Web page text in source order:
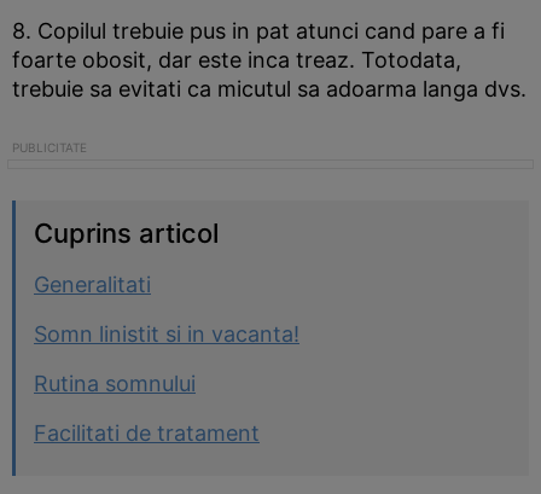
8. Copilul trebuie pus in pat atunci cand pare a fi
foarte obosit, dar este inca treaz. Totodata,
trebuie sa evitati ca micutul sa adoarma langa dvs.
Cuprins articol
Generalitati
Somn linistit si in vacanta!
Rutina somnului
Facilitati de tratament